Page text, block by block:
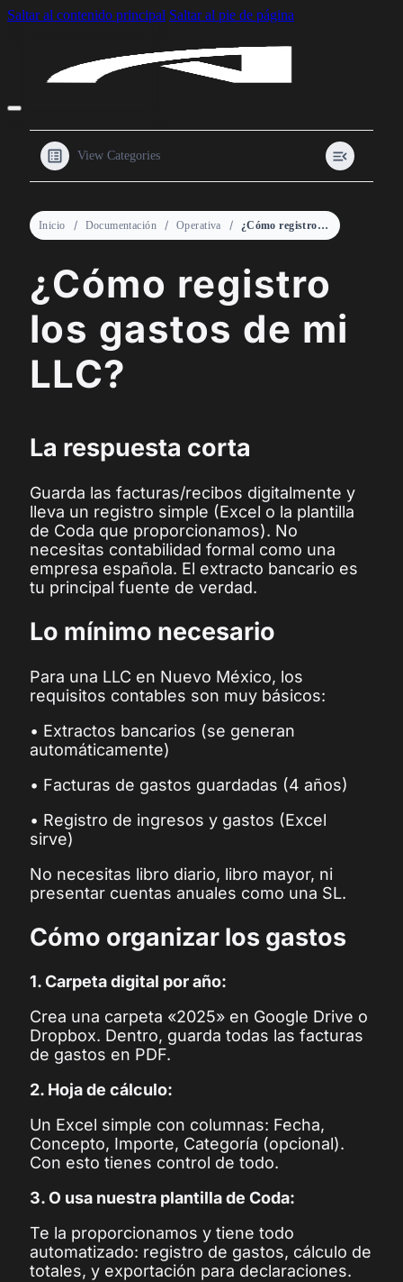
Saltar al contenido principal Saltar al pie de página
View Categories
Inicio Documentación Operativa ¿Cómo registro los gastos de mi LLC?
¿Cómo registro
los gastos de mi
LLC?
La respuesta corta
Guarda las facturas/recibos digitalmente y
lleva un registro simple (Excel o la plantilla
de Coda que proporcionamos). No
necesitas contabilidad formal como una
empresa española. El extracto bancario es
tu principal fuente de verdad.
Lo mínimo necesario
Para una LLC en Nuevo México, los
requisitos contables son muy básicos:
• Extractos bancarios (se generan
automáticamente)
• Facturas de gastos guardadas (4 años)
• Registro de ingresos y gastos (Excel
sirve)
No necesitas libro diario, libro mayor, ni
presentar cuentas anuales como una SL.
Cómo organizar los gastos
1. Carpeta digital por año:
Crea una carpeta «2025» en Google Drive o
Dropbox. Dentro, guarda todas las facturas
de gastos en PDF.
2. Hoja de cálculo:
Un Excel simple con columnas: Fecha,
Concepto, Importe, Categoría (opcional).
Con esto tienes control de todo.
3. O usa nuestra plantilla de Coda:
Te la proporcionamos y tiene todo
automatizado: registro de gastos, cálculo de
totales, y exportación para declaraciones.